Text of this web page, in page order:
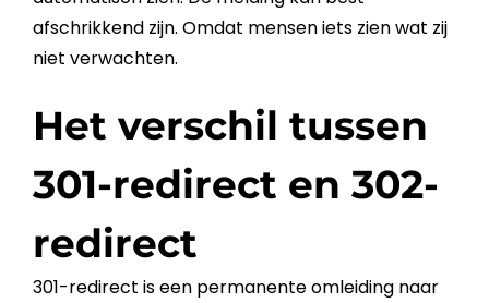
afschrikkend zijn. Omdat mensen iets zien wat zij
niet verwachten.
Het verschil tussen
301-redirect en 302-
redirect
301-redirect is een permanente omleiding naar